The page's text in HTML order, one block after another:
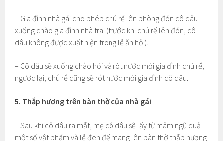
– Gia đình nhà gái cho phép chú rể lên phòng đón cô dâu
xuống chào gia đình nhà trai (trước khi chú rể lên đón, cô
dâu không được xuất hiện trong lễ ăn hỏi).
– Cô dâu sẽ xuống chào hỏi và rót nước mời gia đình chú rể,
ngược lại, chú rể cũng sẽ rót nước mời gia đình cô dâu.
5. Thắp hương trên bàn thờ của nhà gái
– Sau khi cô dâu ra mắt, mẹ cô dâu sẽ lấy từ mâm ngũ quả
một số vật phẩm và lễ đen để mang lên bàn thờ thắp hương